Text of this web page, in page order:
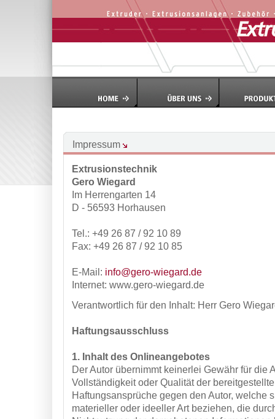
Impressum
Extrusionstechnik
Gero Wiegard
Im Herrengarten 14
D - 56593 Horhausen
Tel.: +49 26 87 / 92 10 89
Fax: +49 26 87 / 92 10 85
E-Mail: info@gero-wiegard.de
Internet: www.gero-wiegard.de
Verantwortlich für den Inhalt: Herr Gero
Haftungsausschluss
1. Inhalt des Onlineangebotes
Der Autor übernimmt keinerlei Gewähr für die
Vollständigkeit oder Qualität der
Haftungsansprüche gegen den Autor, welche
materieller oder ideeller Art beziehen, die